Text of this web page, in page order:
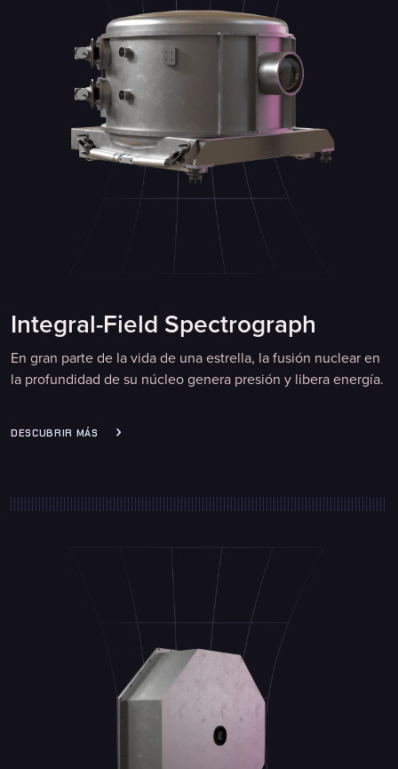
Integral-Field Spectrograph
En gran parte de la vida de una estrella, la fusión nuclear en
la profundidad de su núcleo genera presión y libera energía.
DESCUBRIR MÁS